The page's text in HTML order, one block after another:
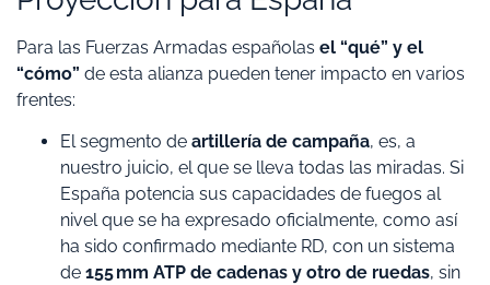
Para las Fuerzas Armadas españolas el “qué” y el
“cómo” de esta alianza pueden tener impacto en varios
frentes:
El segmento de artillería de campaña, es, a
nuestro juicio, el que se lleva todas las miradas. Si
España potencia sus capacidades de fuegos al
nivel que se ha expresado oficialmente, como así
ha sido confirmado mediante RD, con un sistema
de 155 mm ATP de cadenas y otro de ruedas, sin